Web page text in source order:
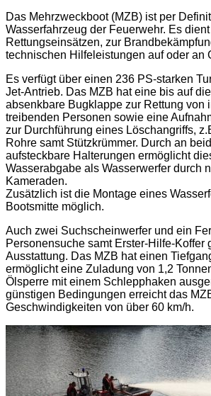
Das Mehrzweckboot (MZB) ist per
Wasserfahrzeug der Feuerwehr. Es dient
Rettungseinsätzen, zur
technischen Hilfeleistungen auf oder an
Es verfügt über einen 236 PS-starken
Jet-Antrieb. Das MZB hat eine bis auf
absenkbare Bugklappe zur Rettung von
treibenden Personen sowie eine
zur Durchführung eines Löschangriffs,
Rohre samt Stützkrümmer. Durch an
aufsteckbare Halterungen ermöglicht
Wasserabgabe als Wasserwerfer durch
Kameraden.
Zusätzlich ist die Montage eines
Bootsmitte möglich.
Auch zwei Suchscheinwerfer und ein
Personensuche samt Erster-Hilfe-Koffer
Ausstattung. Das MZB hat einen
ermöglicht eine Zuladung von 1,2
Ölsperre mit einem Schlepphaken
günstigen Bedingungen erreicht das
Geschwindigkeiten von über 60 km/h.